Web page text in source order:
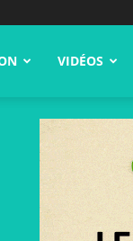
VIDÉOS